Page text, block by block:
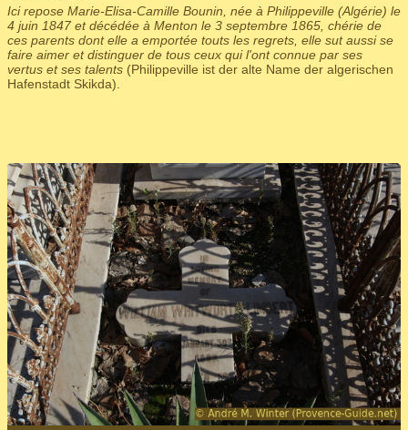
Ici repose Marie-Elisa-Camille Bounin, née à Philippeville (Algérie) le
4 juin 1847 et décédée à Menton le 3 septembre 1865, chérie de
ces parents dont elle a emportée touts les regrets, elle sut aussi se
faire aimer et distinguer de tous ceux qui l'ont connue par ses
vertus et ses talents (Philippeville ist der alte Name der algerischen
Hafenstadt Skikda).